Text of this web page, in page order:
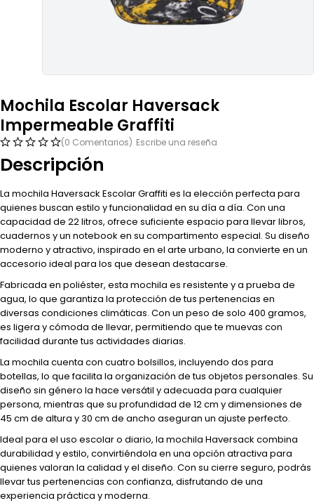
Mochila Escolar Haversack
Impermeable Graffiti
(0 Comentarios) Escribe una reseña
Descripción
La mochila Haversack Escolar Graffiti es la elección perfecta para
quienes buscan estilo y funcionalidad en su día a día. Con una
capacidad de 22 litros, ofrece suficiente espacio para llevar libros,
cuadernos y un notebook en su compartimento especial. Su diseño
moderno y atractivo, inspirado en el arte urbano, la convierte en un
accesorio ideal para los que desean destacarse.
Fabricada en poliéster, esta mochila es resistente y a prueba de
agua, lo que garantiza la protección de tus pertenencias en
diversas condiciones climáticas. Con un peso de solo 400 gramos,
es ligera y cómoda de llevar, permitiendo que te muevas con
facilidad durante tus actividades diarias.
La mochila cuenta con cuatro bolsillos, incluyendo dos para
botellas, lo que facilita la organización de tus objetos personales. Su
diseño sin género la hace versátil y adecuada para cualquier
persona, mientras que su profundidad de 12 cm y dimensiones de
45 cm de altura y 30 cm de ancho aseguran un ajuste perfecto.
Ideal para el uso escolar o diario, la mochila Haversack combina
durabilidad y estilo, convirtiéndola en una opción atractiva para
quienes valoran la calidad y el diseño. Con su cierre seguro, podrás
llevar tus pertenencias con confianza, disfrutando de una
experiencia práctica y moderna.